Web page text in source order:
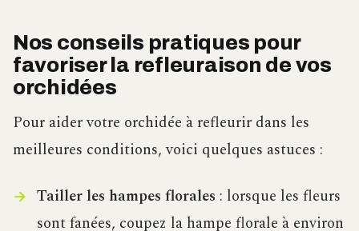
Nos conseils pratiques pour
favoriser la refleuraison de vos
orchidées
Pour aider votre orchidée à refleurir dans les
meilleures conditions, voici quelques astuces :
Tailler les hampes florales : lorsque les fleurs
sont fanées, coupez la hampe florale à environ